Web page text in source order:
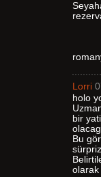
Lorri
holo
bir
Bu
olarak